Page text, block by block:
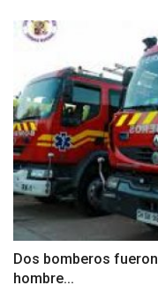
Dos bomberos
hombre...